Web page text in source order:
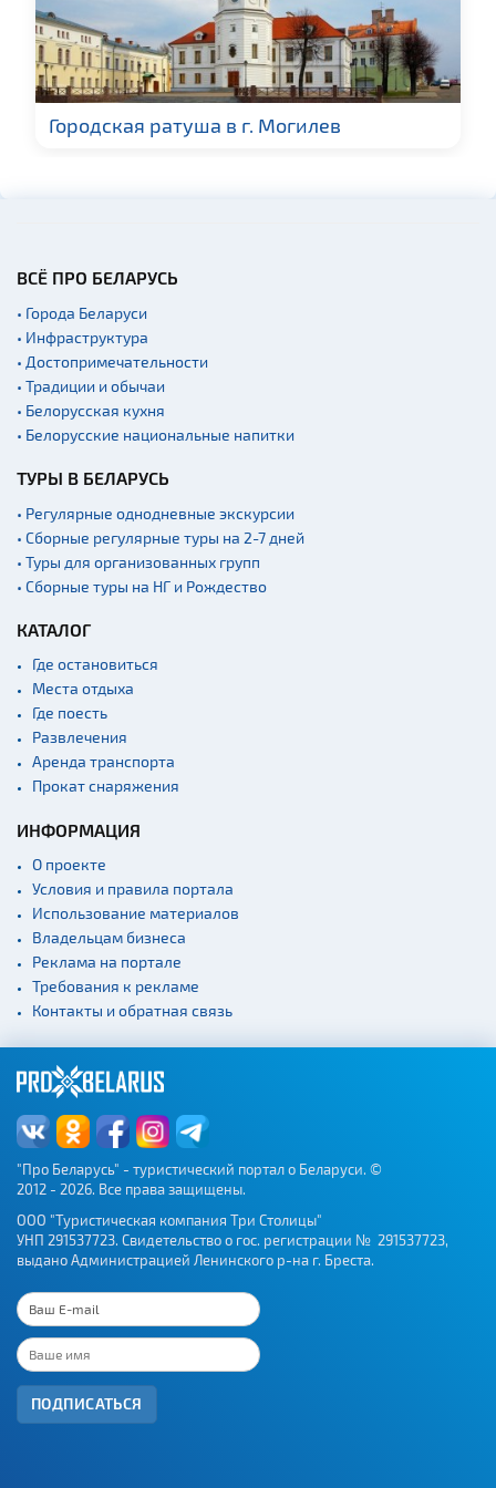
туристического
снаряжения
Fast-food
Гражданская
архитектура
Производства
Военная история
Мастер-классы
Квесты
Новости
Садово-парковая
архитектура
Памятники
людям
Кладбище
Монастыри
Костелы
Культурные центры
Концертные залы
Начало и окончание
экскурсий: г. Минск
Спортивные
сооружения
Веломаршруты
Аэропорты
Железнодорожные
вокзалы
Городская ратуша в г. Могилев
ВСЁ ПРО БЕЛАРУСЬ
• Города Беларуси
• Инфраструктура
• Достопримечательности
• Традиции и обычаи
• Белорусская кухня
• Белорусские национальные напитки
ТУРЫ В БЕЛАРУСЬ
• Регулярные однодневные экскурсии
• Сборные регулярные туры на 2-7 дней
• Туры для организованных групп
• Сборные туры на НГ и Рождество
КАТАЛОГ
Где остановиться
Места отдыха
Где поесть
Развлечения
Аренда транспорта
Прокат снаряжения
ИНФОРМАЦИЯ
О проекте
Условия и правила портала
Использование материалов
Владельцам бизнеса
Реклама на портале
Требования к рекламе
Контакты и обратная связь
"Про Беларусь" - туристический портал о Беларуси. ©
2012 - 2026. Все права защищены.
ООО "Туристическая компания Три Столицы"
УНП 291537723. Свидетельство о гос. регистрации № 291537723,
выдано Администрацией Ленинского р-на г. Бреста.
ПОДПИСАТЬСЯ